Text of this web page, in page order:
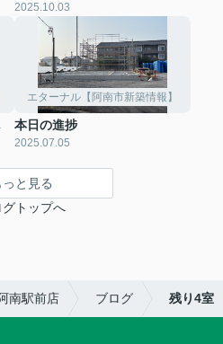
2025.10.03
エターナル【阿南市新築情報】
本日の進捗
2025.07.05
っと見る
グトップへ
南駅前店 ブログ 残り4室